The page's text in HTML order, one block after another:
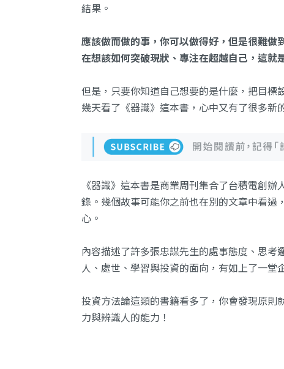
結果。
應該做而做的事，你可以做得好，但是很難做
在想該如何突破現狀、專注在超越自己，這就
但是，只要你知道自己想要的是什麼，把目
幾天看了《器識》這本書，心中又有了很多新
《器識》這本書是商業周刊集合了台積電創
錄。幾個故事可能你之前也在別的文章中看
心。
內容描述了許多張忠謀先生的處事態度、思
人、處世、學習與投資的面向，有如上了一堂
投資方法論這類的書籍看多了，你會發現原則
力與辨識人的能力！